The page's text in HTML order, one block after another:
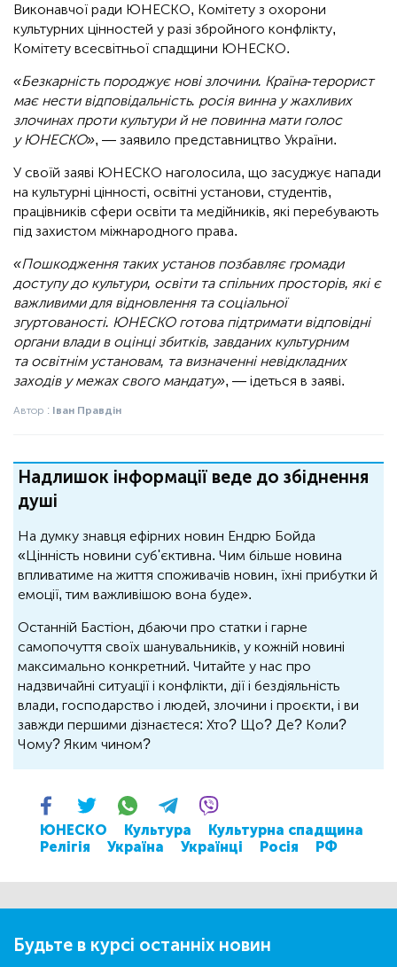
Виконавчої ради ЮНЕСКО, Комітету з охорони
культурних цінностей у разі збройного конфлікту,
Комітету всесвітньої спадщини ЮНЕСКО.
«Безкарність породжує нові злочини. Країна-терорист
має нести відповідальність. росія винна у жахливих
злочинах проти культури й не повинна мати голос
у ЮНЕСКО», — заявило представництво України.
У своїй заяві ЮНЕСКО наголосила, що засуджує напади
на культурні цінності, освітні установи, студентів,
працівників сфери освіти та медійників, які перебувають
під захистом міжнародного права.
«Пошкодження таких установ позбавляє громади
доступу до культури, освіти та спільних просторів, які є
важливими для відновлення та соціальної
згуртованості. ЮНЕСКО готова підтримати відповідні
органи влади в оцінці збитків, завданих культурним
та освітнім установам, та визначенні невідкладних
заходів у межах свого мандату», — ідеться в заяві.
Автор : Іван Правдін
Надлишок інформації веде до збіднення
душі
На думку знавця ефірних новин Ендрю Бойда
«Цінність новини суб'єктивна. Чим більше новина
впливатиме на життя споживачів новин, їхні прибутки й
емоції, тим важливішою вона буде».
Останній Бастіон, дбаючи про статки і гарне
самопочуття своїх шанувальників, у кожній новині
максимально конкретний. Читайте у нас про
надзвичайні ситуації і конфлікти, дії і бездіяльність
влади, господарство і людей, злочини і проєкти, і ви
завжди першими дізнаєтеся: Хто? Що? Де? Коли?
Чому? Яким чином?
ЮНЕСКО Культура
Культурна спадщина
Релігія
Україна Українці Росія РФ
Будьте в курсі останніх новин